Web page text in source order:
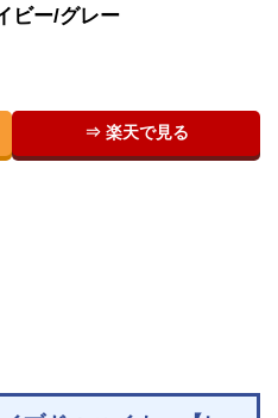
ビー/グレー
⇒ 楽天で見る